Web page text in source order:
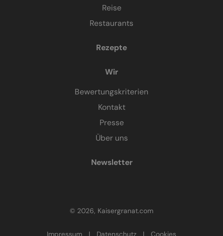
Reise
Restaurants
Rezepte
Wir
Bewertungskriterien
Kontakt
Presse
Über uns
Newsletter
© 2026, Kaisergranat.com
Impressum | Datenschutz | Cookies